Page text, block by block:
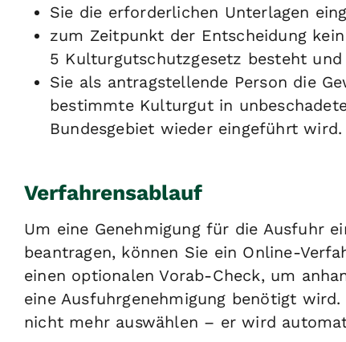
Sie die erforderlichen Unterlagen
zum Zeitpunkt der Entscheidung
5 Kulturgutschutzgesetz besteht und
Sie als antragstellende Person die
bestimmte Kulturgut in
Bundesgebiet wieder eingeführt wird.
Verfahrensablauf
Um eine Genehmigung für die Ausfuhr
beantragen, können Sie ein Online-
einen optionalen Vorab-Check, um
eine Ausfuhrgenehmigung benötigt
nicht mehr auswählen – er wird